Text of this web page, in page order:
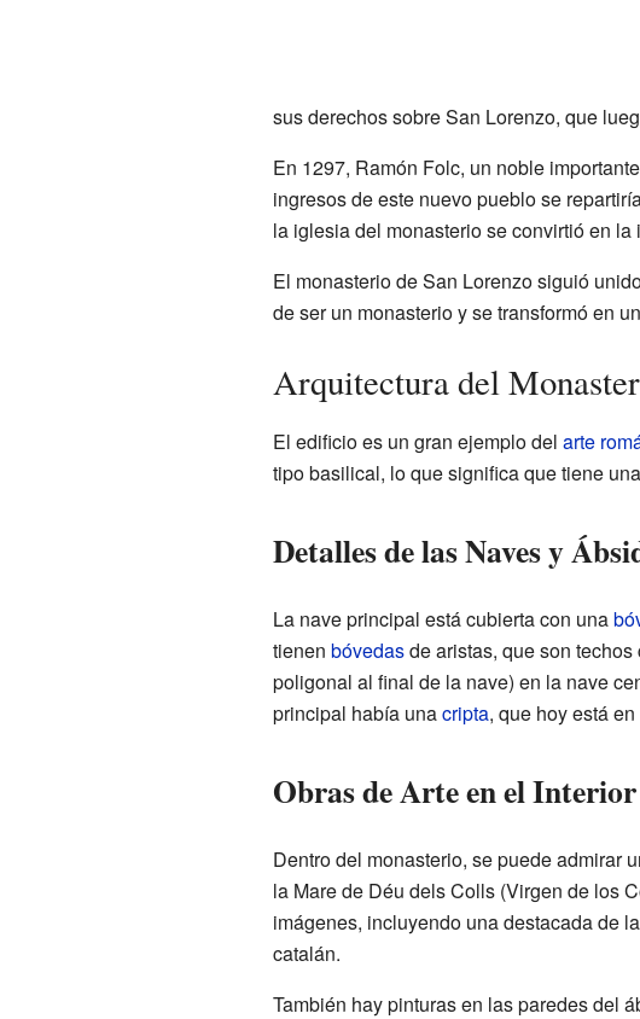
sus derechos sobre San Lorenzo, que
En 1297, Ramón Folc, un noble
ingresos de este nuevo pueblo se
la iglesia del monasterio se convirtió en
El monasterio de San Lorenzo siguió
de ser un monasterio y se transformó en
Arquitectura del
El edificio es un gran ejemplo del arte
tipo basilical, lo que significa que tiene
Detalles de las Naves y
La nave principal está cubierta con una
tienen bóvedasde aristas, que son techos
poligonal al final de la nave) en la nave
principal había unacripta, que hoy está
Obras de Arte en el Interior
Dentro del monasterio, se puede admirar
la Mare de Déu dels Colls (Virgen de los
imágenes, incluyendo una destacada de
catalán.
También hay pinturas en las paredes del